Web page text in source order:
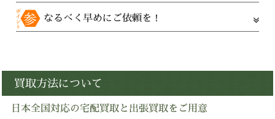
なるべく早めにご依頼を！
買取方法について
日本全国対応の宅配買取と出張買取をご用意